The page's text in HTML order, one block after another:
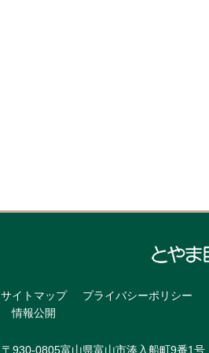
サイトマップ プライバシーポリシー
情報公開
〒930-0805富山県富山市湊入船町9番1号